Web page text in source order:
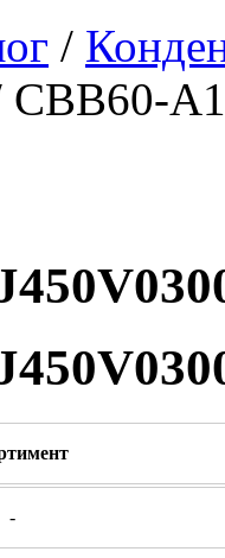
/
CBB60-
-